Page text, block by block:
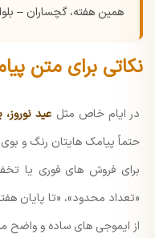
همین هفته، گچساران –
نکاتی برای متن
در ایام خاص مثلعید
حتماً پیامک هایتان رنگ و
برای فروش های فوری یا
«تعداد محدود»، «تا پایان
از ایموجی های ساده و واضح